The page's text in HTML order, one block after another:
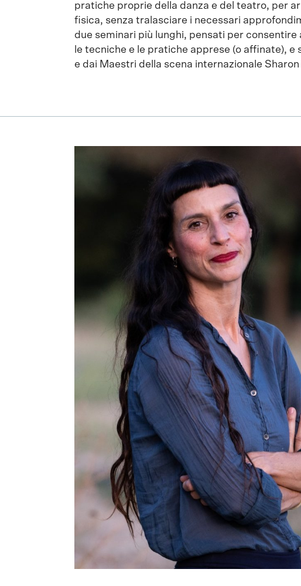
pratiche proprie della danza e del teatro, per
fisica, senza tralasciare i necessari
due seminari più lunghi, pensati per
le tecniche e le pratiche apprese (o affinate),
e dai Maestri della scena internazionale